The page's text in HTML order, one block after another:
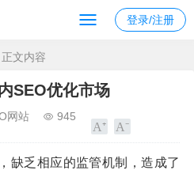
登录/注册
文内容
SEO优化市场
网站 945
缺乏相应的监管机制，造成了